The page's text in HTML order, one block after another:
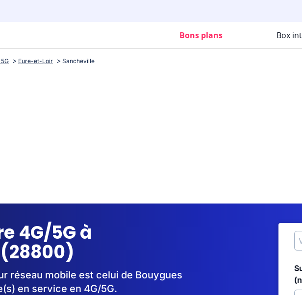
Bons plans Box
Eure-et-Loir Sancheville
4G/5G à
réseau mobile est celui de Bouygues
en service en 4G/5G.